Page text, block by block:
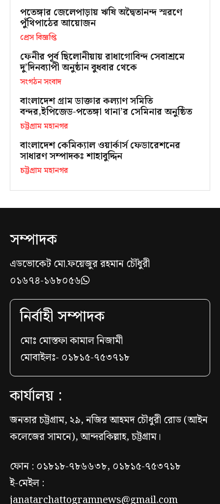
পতেঙ্গার জেলেপাড়ায় ঋষি অদ্বৈতানন্দ স্মরণে
পুঁথিপাঠের আয়োজন
প্রেস বিজ্ঞপ্তি
ফেনীর পূর্ব ছিলোনীয়ায় রাধাগোবিন্দ সেবাশ্রমে
দু’দিনব্যাপী অনুষ্ঠান বুধবার থেকে
সংগঠন সংবাদ
বাংলাদেশ গ্রাম ডাক্তার কল্যাণ সমিতি
বন্দর,ইপিজেড-পতেঙ্গা থানা’র সেমিনার অনুষ্ঠিত
চট্টগ্রাম মহানগর
বাংলাদেশ কেমিক্যাল ওয়ার্কার্স ফেডারেশনের
সাধারণ সম্পাদকঃ শাহাবুদ্দিন
চট্টগ্রাম মহানগর
সম্পাদক
এডভোকেট মো.ফয়েজুর রহমান চৌঁধুরী
০১৬৭৪-১৬৮০৫৬
নির্বাহী সম্পাদক
মোঃ মোস্তফা কামাল নিজামী
মোবাইলঃ- ০১৮১৫-৭৫৩৭১৮
কার্যালয় :
জনতার চট্টগ্রাম, ২৯, নজির আহমদ চৌধুরী রোড (আইন
কলেজের সামনে), আন্দরকিল্লাহ, চট্টগ্রাম।
ফোন : ০১৮১৮-৭৮৬৬৩৮, ০১৮১৫-৭৫৩৭১৮
ই-মেইল :
janatarchattogramnews@gmail.com